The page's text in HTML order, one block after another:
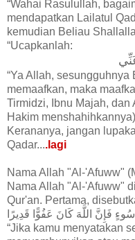
“Wahai Rasulullah,
mendapatkan Lailatul
kemudian Beliau
“Ucapkanlah:
“Ya Allah,
memaafkan, maka
Tirmidzi, Ibnu Majah, dan
Hakim menshahihkannya)
Kerananya, jangan
Qadar....lagi
Nama Allah "Al-'Afuww"
Nama Allah "Al-'Afuww"
Qur'an. Pertama,
فَإِنَّ اللَّهَ كَانَ عَفُوًّا قَدِيرًا
“Jika kamu menyatakan